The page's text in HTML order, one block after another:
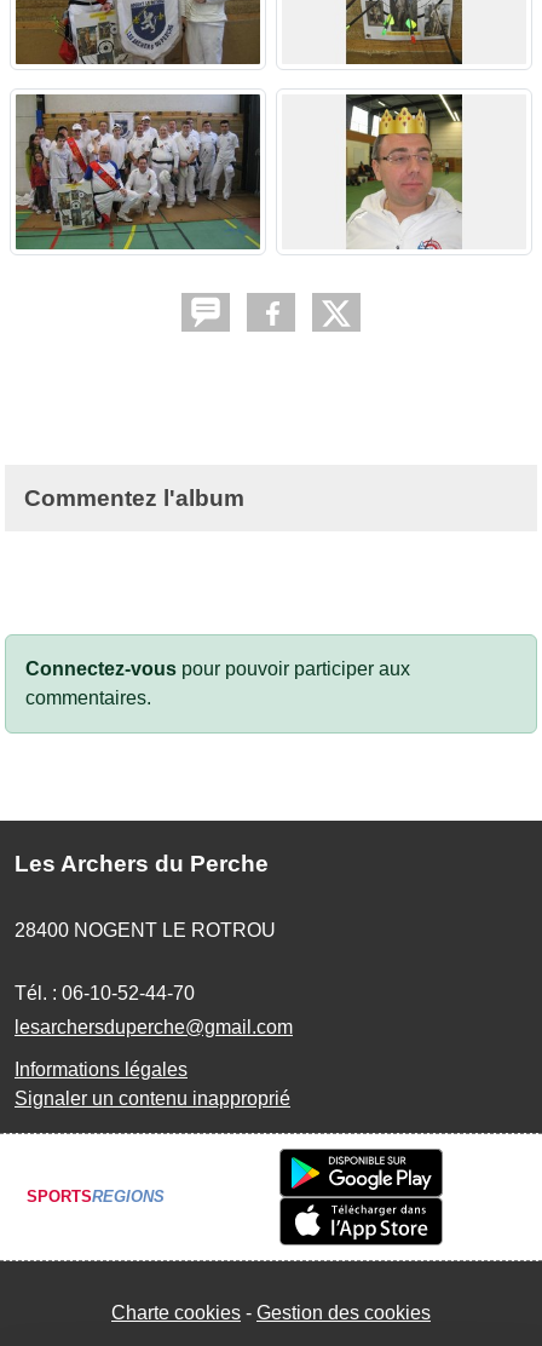
Commentez l'album
Connectez-vous pour pouvoir participer aux
commentaires.
Les Archers du Perche
28400 NOGENT LE ROTROU
Tél. : 06-10-52-44-70
lesarchersduperche@gmail.com
Informations légales
Signaler un contenu inapproprié
SPORTSREGIONS
Charte cookies Gestion des cookies